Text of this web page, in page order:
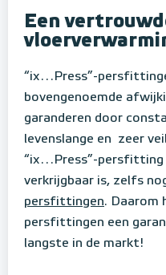
Een
“ix…Press”-
bovengenoemde
garanderen door
levenslange en zeer
“ix…Press”-
verkrijgbaar is, zelfs
persfittingen. Daarom
persfittingen een
langste in de markt!